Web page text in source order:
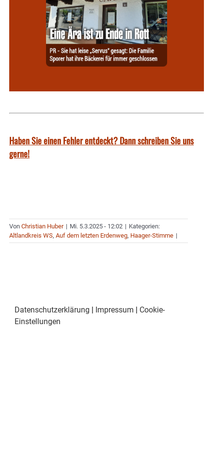
Haben Sie einen Fehler entdeckt? Dann schreiben Sie uns
gerne!
Von Christian Huber | Mi. 5.3.2025 - 12:02 | Kategorien:
Altlandkreis WS, Auf dem letzten Erdenweg, Haager-Stimme |
Datenschutzerklärung | Impressum | Cookie-
Einstellungen